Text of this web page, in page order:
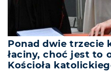
Ponad dwie trzecie
łaciny, choć jest to
Kościoła